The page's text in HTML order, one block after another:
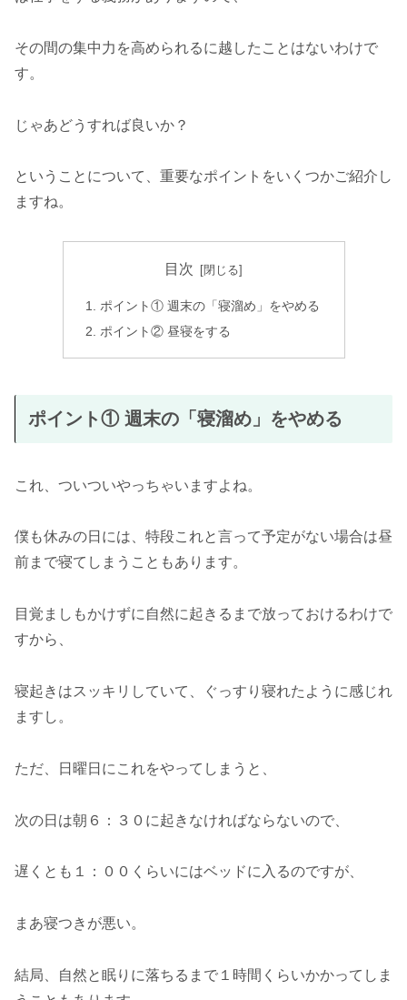
その間の集中力を高められるに越したことはないわけで
す。
じゃあどうすれば良いか？
ということについて、重要なポイントをいくつかご紹介し
ますね。
目次
ポイント① 週末の「寝溜め」をやめる
ポイント② 昼寝をする
ポイント① 週末の「寝溜め」をやめる
これ、ついついやっちゃいますよね。
僕も休みの日には、特段これと言って予定がない場合は昼
前まで寝てしまうこともあります。
目覚ましもかけずに自然に起きるまで放っておけるわけで
すから、
寝起きはスッキリしていて、ぐっすり寝れたように感じれ
ますし。
ただ、日曜日にこれをやってしまうと、
次の日は朝６：３０に起きなければならないので、
遅くとも１：００くらいにはベッドに入るのですが、
まあ寝つきが悪い。
結局、自然と眠りに落ちるまで１時間くらいかかってしま